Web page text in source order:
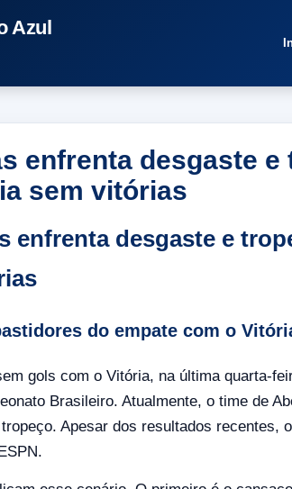
Azul
enfrenta desgaste
sem vitórias
enfrenta desgaste e
do empate com o
gols com o Vitória, na última quarta-
Brasileiro. Atualmente, o time de
Apesar dos resultados recentes,